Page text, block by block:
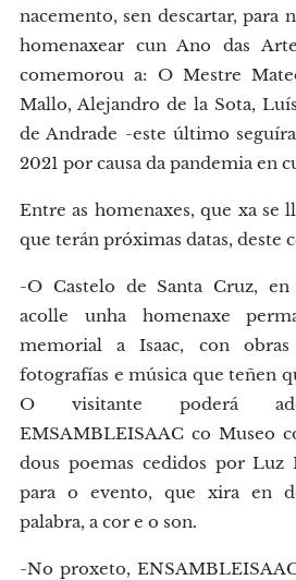
nacemento, sen descartar, para
homenaxear cun Ano das
comemorou a: O Mestre
Mallo, Alejandro de la Sota,
de Andrade -este último
2021 por causa da pandemia en
Entre as homenaxes, que xa se
que terán próximas datas, deste
-O Castelo de Santa Cruz,
acolle unha homenaxe
memorial a Isaac, con obras
fotografías e música que teñen
O visitante poderá
EMSAMBLEISAAC co Museo
dous poemas cedidos por Luz
para o evento, que xira en
palabra, a cor e o son.
-No proxeto,